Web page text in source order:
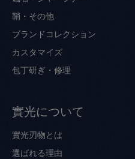
鞘・その他
ブランドコレクション
カスタマイズ
包丁研ぎ・修理
實光について
實光刃物とは
選ばれる理由